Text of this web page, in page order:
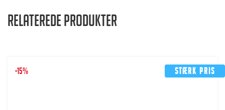
Relaterede produkter
Stærk pris
-15%